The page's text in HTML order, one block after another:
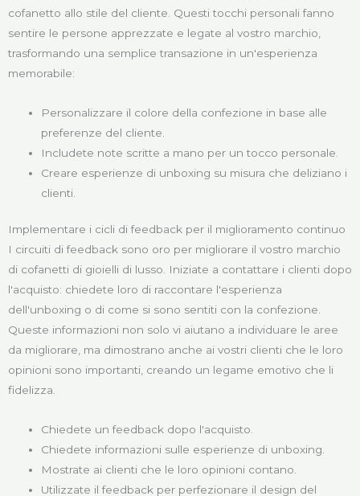
cofanetto allo stile del cliente. Questi tocchi personali fanno
sentire le persone apprezzate e legate al vostro marchio,
trasformando una semplice transazione in un'esperienza
memorabile:
Personalizzare il colore della confezione in base alle
preferenze del cliente.
Includete note scritte a mano per un tocco personale.
Creare esperienze di unboxing su misura che deliziano i
clienti.
Implementare i cicli di feedback per il miglioramento continuo
I circuiti di feedback sono oro per migliorare il vostro marchio
di cofanetti di gioielli di lusso. Iniziate a contattare i clienti dopo
l'acquisto: chiedete loro di raccontare l'esperienza
dell'unboxing o di come si sono sentiti con la confezione.
Queste informazioni non solo vi aiutano a individuare le aree
da migliorare, ma dimostrano anche ai vostri clienti che le loro
opinioni sono importanti, creando un legame emotivo che li
fidelizza.
Chiedete un feedback dopo l'acquisto.
Chiedete informazioni sulle esperienze di unboxing.
Mostrate ai clienti che le loro opinioni contano.
Utilizzate il feedback per perfezionare il design del